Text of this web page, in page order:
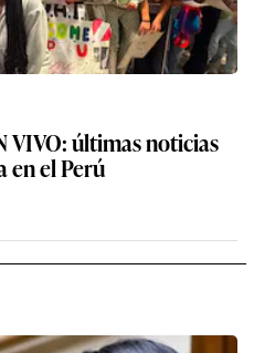
VIVO: últimas noticias
en el Perú